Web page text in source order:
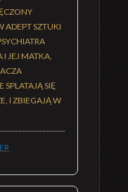
ADEPT SZTUKI
I JEJ MATKA,
SPLATAJĄ SIĘ
I ZBIEGAJĄ W